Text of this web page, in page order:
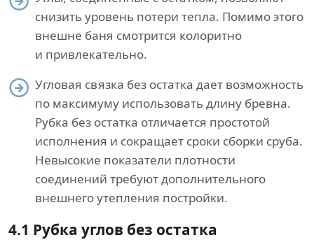
снизить уровень потери тепла. Помимо этого
внешне баня смотрится колоритно
и привлекательно.
Угловая связка без остатка дает возможность
по максимуму использовать длину бревна.
Рубка без остатка отличается простотой
исполнения и сокращает сроки сборки сруба.
Невысокие показатели плотности
соединений требуют дополнительного
внешнего утепления постройки.
4.1 Рубка углов без остатка